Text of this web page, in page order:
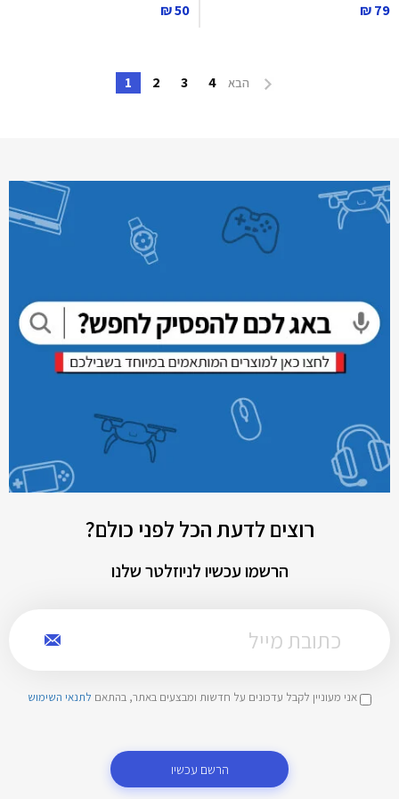
79 ₪
50 ₪
הבא 4
3
2
1
רוצים לדעת הכל לפני כולם?
הרשמו עכשיו לניוזלטר שלנו
אני מעוניין לקבל עדכונים על חדשות ומבצעים באתר, בהתאם לתנאי השימוש
הרשם עכשיו